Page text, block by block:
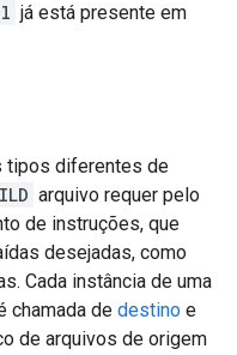
já está presente em
tipos diferentes de
arquivo requer pelo
de instruções, que
desejadas, como
Cada instância de uma
chamada de destino e
de arquivos de origem